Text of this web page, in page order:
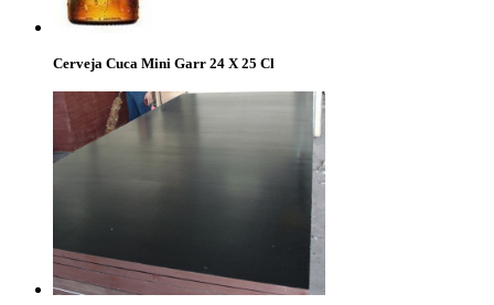
Cerveja Cuca Mini Garr 24 X 25 Cl